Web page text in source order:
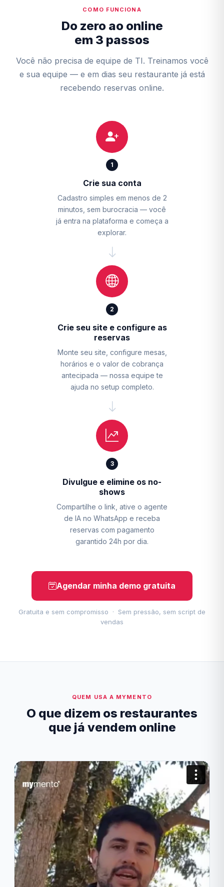
COMO FUNCIONA
Do zero ao online
em 3 passos
Você não precisa de equipe de TI. Treinamos você
e sua equipe — e em dias seu restaurante já está
recebendo reservas online.
1
Crie sua conta
Cadastro simples em menos de 2
minutos, sem burocracia — você
já entra na plataforma e começa a
explorar.
2
Crie seu site e configure as
reservas
Monte seu site, configure mesas,
horários e o valor de cobrança
antecipada — nossa equipe te
ajuda no setup completo.
3
Divulgue e elimine os no-
shows
Compartilhe o link, ative o agente
de IA no WhatsApp e receba
reservas com pagamento
garantido 24h por dia.
Agendar minha demo gratuita
Gratuita e sem compromisso · Sem pressão, sem script de
vendas
QUEM USA A MYMENTO
O que dizem os restaurantes
que já vendem online